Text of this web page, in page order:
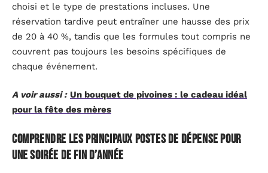
choisi et le type de prestations incluses. Une
réservation tardive peut entraîner une hausse des prix
de 20 à 40 %, tandis que les formules tout compris ne
couvrent pas toujours les besoins spécifiques de
chaque événement.
A voir aussi : Un bouquet de pivoines : le cadeau idéal
pour la fête des mères
Comprendre les principaux postes de dépense pour
une soirée de fin d’année